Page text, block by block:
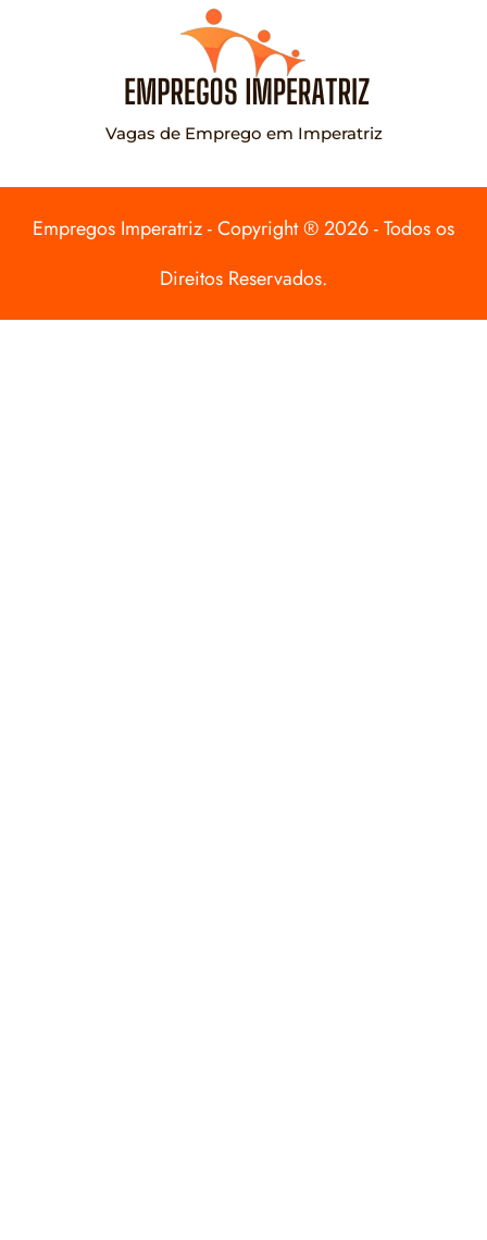
Vagas de Emprego em Imperatriz
Empregos Imperatriz - Copyright ® 2026 - Todos os
Direitos Reservados.